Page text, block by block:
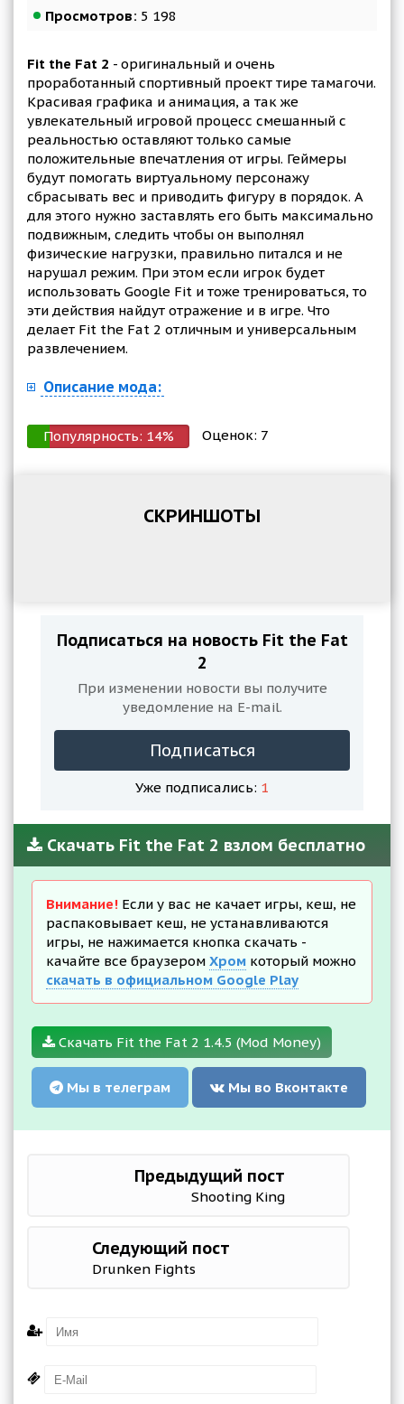
Просмотров: 5 198
Fit the Fat 2 - оригинальный и очень
проработанный спортивный проект тире тамагочи.
Красивая графика и анимация, а так же
увлекательный игровой процесс смешанный с
реальностью оставляют только самые
положительные впечатления от игры. Геймеры
будут помогать виртуальному персонажу
сбрасывать вес и приводить фигуру в порядок. А
для этого нужно заставлять его быть максимально
подвижным, следить чтобы он выполнял
физические нагрузки, правильно питался и не
нарушал режим. При этом если игрок будет
использовать Google Fit и тоже тренироваться, то
эти действия найдут отражение и в игре. Что
делает Fit the Fat 2 отличным и универсальным
развлечением.
Описание мода:
Популярность: 14% Оценок: 7
СКРИНШОТЫ
Подписаться на новость Fit the Fat
2
При изменении новости вы получите
уведомление на E-mail.
Подписаться
Уже подписались: 1
Скачать Fit the Fat 2 взлом бесплатно
Внимание! Если у вас не качает игры, кеш, не
распаковывает кеш, не устанавливаются
игры, не нажимается кнопка скачать -
качайте все браузером Хром который можно
скачать в официальном Google Play
Скачать Fit the Fat 2 1.4.5 (Mod Money)
Мы в телеграм Мы во Вконтакте
Предыдущий пост
Shooting King
Следующий пост
Drunken Fights